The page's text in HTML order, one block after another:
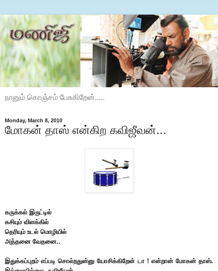
நானும் கொஞ்சம் பேசுகிறேன்.....
Monday, March 8, 2010
மோகன் தாஸ் என்கிற கவிஜீவன்...
கருக்கல் இருட்டில்
கசியும் விளக்கில்
தெரியும் உடல் மொழியில்
அத்தனை வேதனை..
இதுக்கப்புறம் எப்படி சொல்றதுன்னு யோசிக்கிறேன் டா ! என்றான் மோகன் தாஸ்.